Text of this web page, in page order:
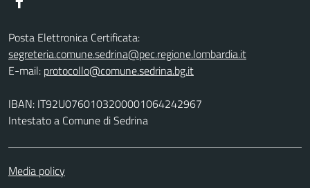
Posta Elettronica Certificata:
segreteria.comune.sedrina@pec.regione.lombardia.it
E-mail: protocollo@comune.sedrina.bg.it
IBAN: IT92U0760103200001064242967
Intestato a Comune di Sedrina
Media policy